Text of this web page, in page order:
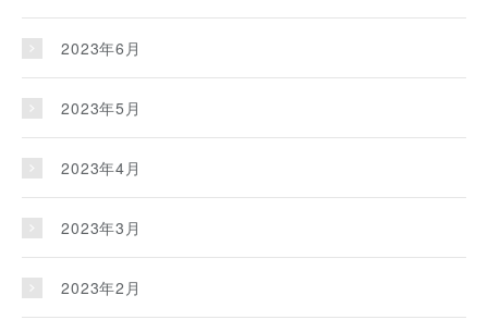
2023年6月
2023年5月
2023年4月
2023年3月
2023年2月